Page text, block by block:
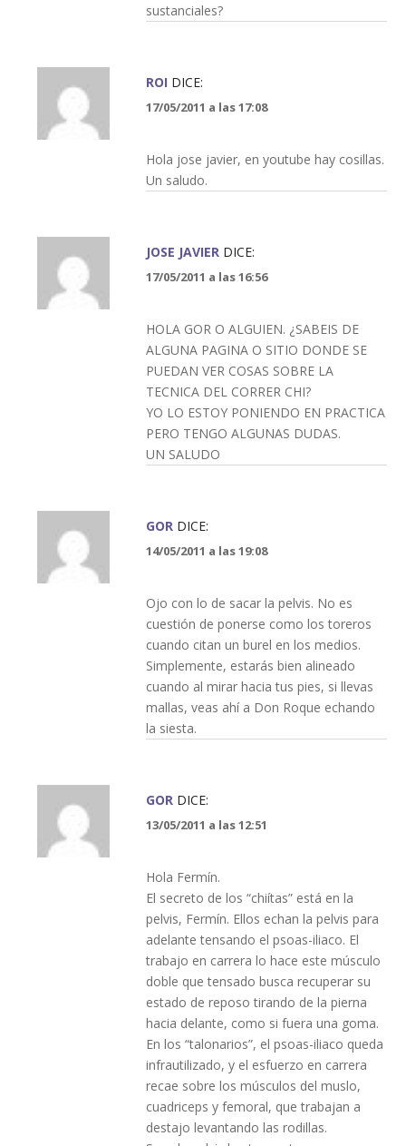
sustanciales?
ROI DICE:
17/05/2011 a las 17:08
Hola jose javier, en youtube hay cosillas.
Un saludo.
JOSE JAVIER DICE:
17/05/2011 a las 16:56
HOLA GOR O ALGUIEN. ¿SABEIS DE
ALGUNA PAGINA O SITIO DONDE SE
PUEDAN VER COSAS SOBRE LA
TECNICA DEL CORRER CHI?
YO LO ESTOY PONIENDO EN PRACTICA
PERO TENGO ALGUNAS DUDAS.
UN SALUDO
GOR DICE:
14/05/2011 a las 19:08
Ojo con lo de sacar la pelvis. No es
cuestión de ponerse como los toreros
cuando citan un burel en los medios.
Simplemente, estarás bien alineado
cuando al mirar hacia tus pies, si llevas
mallas, veas ahí a Don Roque echando
la siesta.
GOR DICE:
13/05/2011 a las 12:51
Hola Fermín.
El secreto de los “chiítas” está en la
pelvis, Fermín. Ellos echan la pelvis para
adelante tensando el psoas-iliaco. El
trabajo en carrera lo hace este músculo
doble que tensado busca recuperar su
estado de reposo tirando de la pierna
hacia delante, como si fuera una goma.
En los “talonarios”, el psoas-iliaco queda
infrautilizado, y el esfuerzo en carrera
recae sobre los músculos del muslo,
cuadriceps y femoral, que trabajan a
destajo levantando las rodillas.